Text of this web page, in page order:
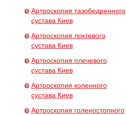
Артроскопия тазобедренного
сустава Киев
Артроскопия локтевого
сустава Киев
Артроскопия плечевого
сустава Киев
Артроскопия коленного
сустава Киев
Артроскопия голеностопного